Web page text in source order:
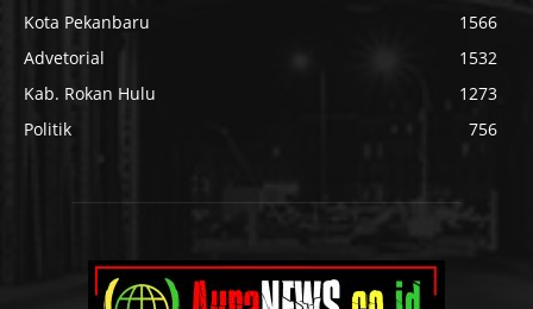
Kota Pekanbaru
1566
Advetorial
1532
Kab. Rokan Hulu
1273
Politik
756